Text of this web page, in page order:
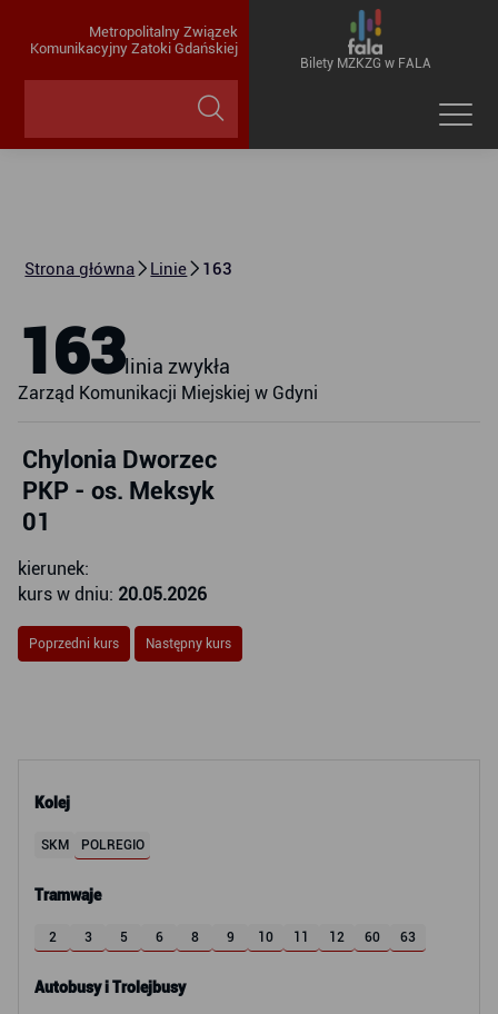
Metropolitalny Związek
Komunikacyjny Zatoki Gdańskiej
Bilety MZKZG w FALA
Strona główna Linie 163
Kolej
SKM POLREGIO
Tramwaje
2 3 5 6 8 9 10 11 12 60 63
Autobusy i Trolejbusy
163linia zwykła
Zarząd Komunikacji Miejskiej w Gdyni
Chylonia Dworzec
PKP - os. Meksyk
01
kierunek:
kurs w dniu: 20.05.2026
Poprzedni kurs Następny kurs